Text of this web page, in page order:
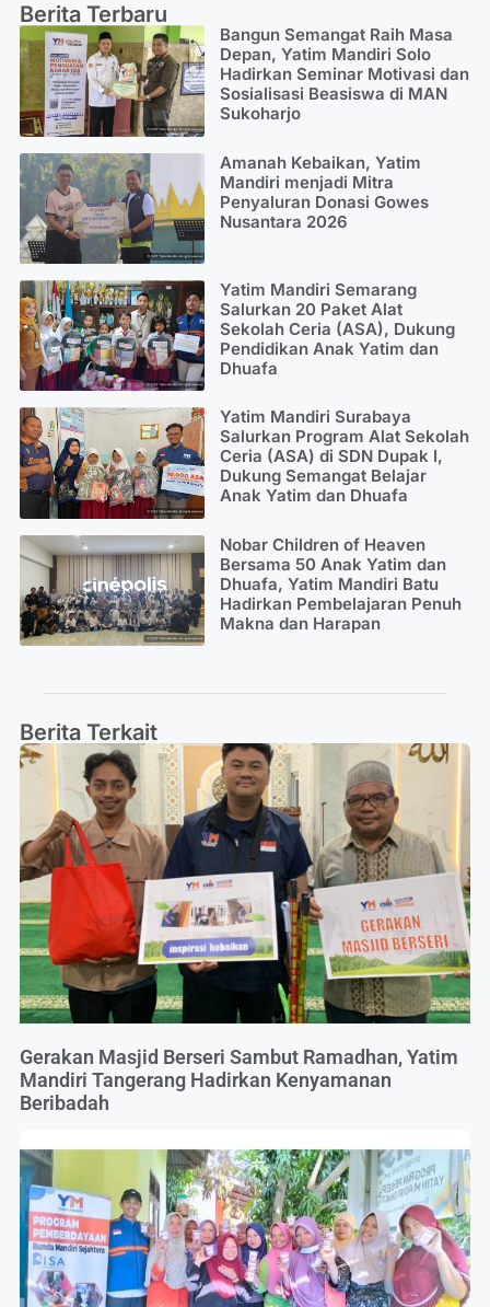
Berita Terbaru
Bangun Semangat Raih Masa
Depan, Yatim Mandiri Solo
Hadirkan Seminar Motivasi dan
Sosialisasi Beasiswa di MAN
Sukoharjo
Amanah Kebaikan, Yatim
Mandiri menjadi Mitra
Penyaluran Donasi Gowes
Nusantara 2026
Yatim Mandiri Semarang
Salurkan 20 Paket Alat
Sekolah Ceria (ASA), Dukung
Pendidikan Anak Yatim dan
Dhuafa
Yatim Mandiri Surabaya
Salurkan Program Alat Sekolah
Ceria (ASA) di SDN Dupak I,
Dukung Semangat Belajar
Anak Yatim dan Dhuafa
Nobar Children of Heaven
Bersama 50 Anak Yatim dan
Dhuafa, Yatim Mandiri Batu
Hadirkan Pembelajaran Penuh
Makna dan Harapan
Berita Terkait
Gerakan Masjid Berseri Sambut Ramadhan, Yatim
Mandiri Tangerang Hadirkan Kenyamanan
Beribadah